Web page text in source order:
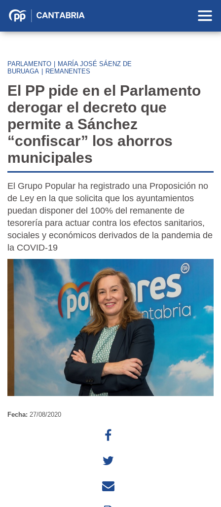
Partido
Cantabria
PARLAMENTO
MARÍA JOSÉ SÁENZ DE
BURUAGA
REMANENTES
El PP pide en el Parlamento
derogar el decreto que
permite a Sánchez
“confiscar” los ahorros
municipales
El Grupo Popular ha registrado una Proposición no
de Ley en la que solicita que los ayuntamientos
puedan disponer del 100% del remanente de
tesorería para actuar contra los efectos sanitarios,
sociales y económicos derivados de la pandemia de
la COVID-19
Fecha: 27/08/2020